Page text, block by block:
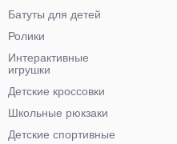
Батуты для детей
Ролики
Интерактивные
игрушки
Детские кроссовки
Школьные рюкзаки
Детские спортивные